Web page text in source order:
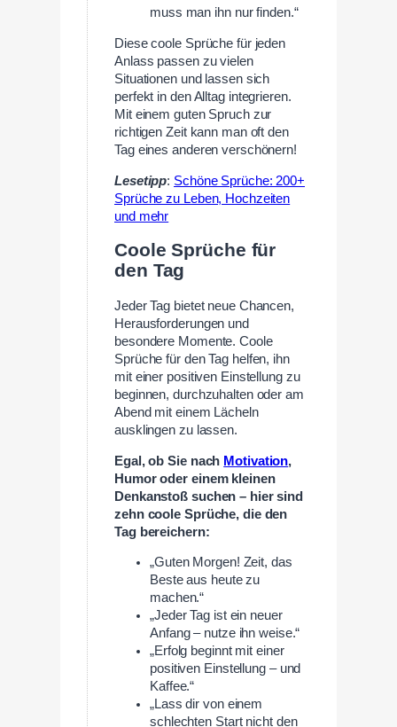
muss man ihn nur finden.“
Diese coole Sprüche für jeden
Anlass passen zu vielen
Situationen und lassen sich
perfekt in den Alltag integrieren.
Mit einem guten Spruch zur
richtigen Zeit kann man oft den
Tag eines anderen verschönern!
Lesetipp: Schöne Sprüche: 200+
Sprüche zu Leben, Hochzeiten
und mehr
Coole Sprüche für
den Tag
Jeder Tag bietet neue Chancen,
Herausforderungen und
besondere Momente. Coole
Sprüche für den Tag helfen, ihn
mit einer positiven Einstellung zu
beginnen, durchzuhalten oder am
Abend mit einem Lächeln
ausklingen zu lassen.
Egal, ob Sie nach Motivation,
Humor oder einem kleinen
Denkanstoß suchen – hier sind
zehn coole Sprüche, die den
Tag bereichern:
„Guten Morgen! Zeit, das
Beste aus heute zu
machen.“
„Jeder Tag ist ein neuer
Anfang – nutze ihn weise.“
„Erfolg beginnt mit einer
positiven Einstellung – und
Kaffee.“
„Lass dir von einem
schlechten Start nicht den